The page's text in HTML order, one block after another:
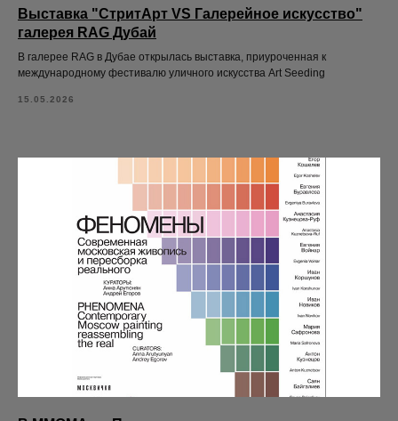
Выставка "СтритАрт VS Галерейное искусство"
галерея RAG Дубай
В галерее RAG в Дубае открылась выставка, приуроченная к
международному фестивалю уличного искусства Art Seeding
15.05.2026